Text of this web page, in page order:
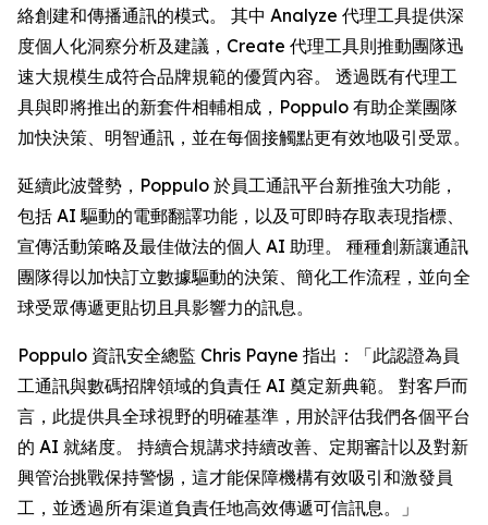
絡創建和傳播通訊的模式。 其中 Analyze 代理工具提供深
度個人化洞察分析及建議， Create 代理工具則推動團隊迅
速大規模生成符合品牌規範的優質內容。 透過既有代理工
具與即將推出的新套件相輔相成，Poppulo 有助企業團隊
加快決策、明智通訊，並在每個接觸點更有效地吸引受眾。
延續此波聲勢，Poppulo 於員工通訊平台新推強大功能，
包括 AI 驅動的電郵翻譯功能，以及可即時存取表現指標、
宣傳活動策略及最佳做法的個人 AI 助理。 種種創新讓通訊
團隊得以加快訂立數據驅動的決策、簡化工作流程，並向全
球受眾傳遞更貼切且具影響力的訊息。
Poppulo 資訊安全總監 Chris Payne 指出：「此認證為員
工通訊與數碼招牌領域的負責任 AI 奠定新典範。 對客戶而
言，此提供具全球視野的明確基準，用於評估我們各個平台
的 AI 就緒度。 持續合規講求持續改善、定期審計以及對新
興管治挑戰保持警惕，這才能保障機構有效吸引和激發員
工，並透過所有渠道負責任地高效傳遞可信訊息。」